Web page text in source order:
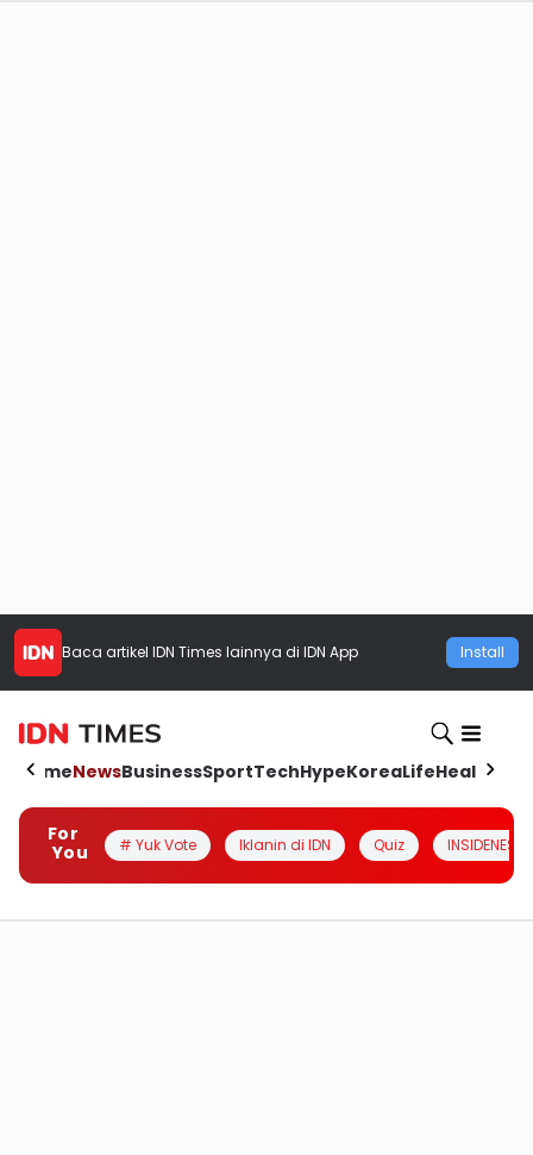
Baca artikel IDN Times lainnya di IDN App Install
HomeNewsBusinessSportTechHypeKoreaLifeHealth
For
You
# Yuk Vote Iklanin di IDN Quiz INSIDENESIA